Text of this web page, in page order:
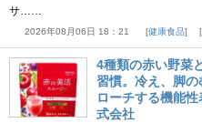
サ……
2026年08月06日 18：21 健康食品
4種類の赤い野菜
習慣。冷え、脚
ローチする機能
式会社